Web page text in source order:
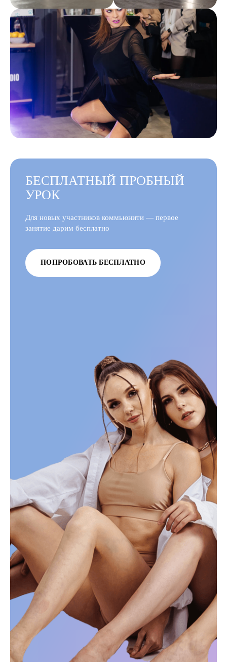
БЕСПЛАТНЫЙ ПРОБНЫЙ
УРОК
Для новых участников коммьюнити — первое
занятие дарим бесплатно
ПОПРОБОВАТЬ БЕСПЛАТНО